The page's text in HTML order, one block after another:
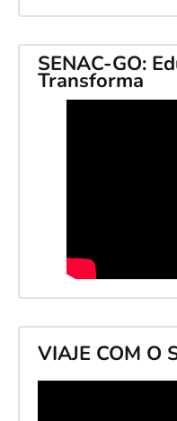
SENAC-GO:
Transforma
VIAJE COM O